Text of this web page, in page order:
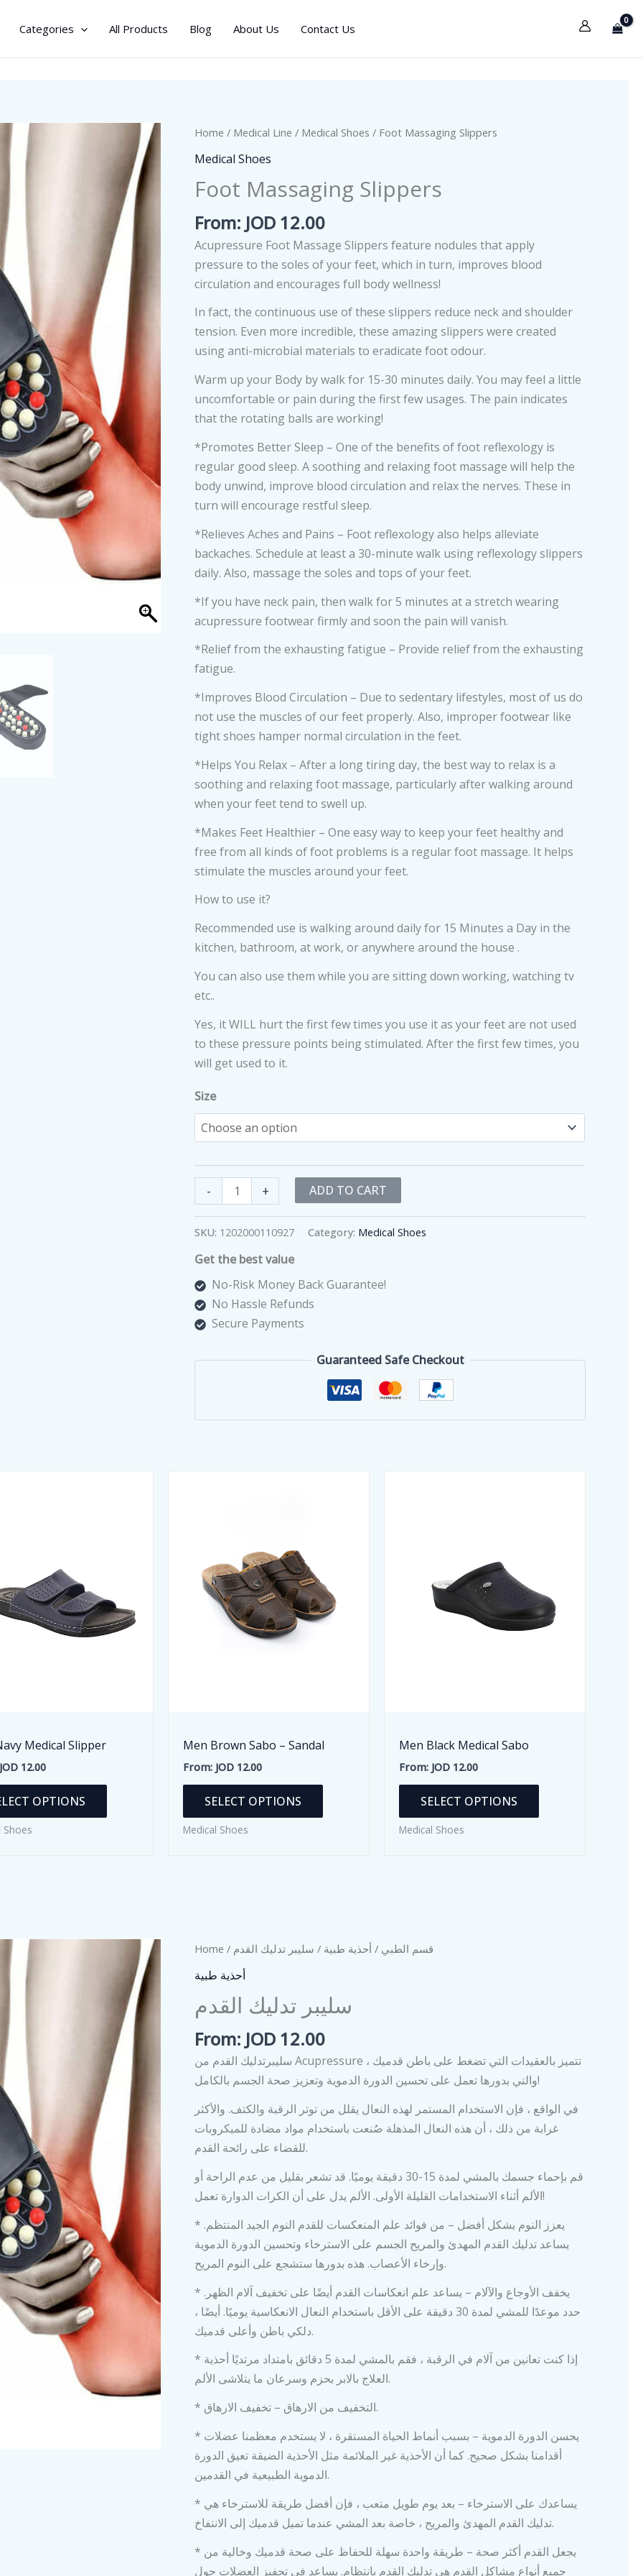
Categories All Products Blog About Us Contact Us
Home / Medical Line / Medical Shoes / Foot Massaging Slippers
Medical Shoes
Foot Massaging Slippers
From: JOD 12.00
Acupressure Foot Massage Slippers feature nodules that apply
pressure to the soles of your feet, which in turn, improves blood
circulation and encourages full body wellness!
In fact, the continuous use of these slippers reduce neck and shoulder
tension. Even more incredible, these amazing slippers were created
using anti-microbial materials to eradicate foot odour.
Warm up your Body by walk for 15-30 minutes daily. You may feel a little
uncomfortable or pain during the first few usages. The pain indicates
that the rotating balls are working!
*Promotes Better Sleep – One of the benefits of foot reflexology is
regular good sleep. A soothing and relaxing foot massage will help the
body unwind, improve blood circulation and relax the nerves. These in
turn will encourage restful sleep.
*Relieves Aches and Pains – Foot reflexology also helps alleviate
backaches. Schedule at least a 30-minute walk using reflexology slippers
daily. Also, massage the soles and tops of your feet.
*If you have neck pain, then walk for 5 minutes at a stretch wearing
acupressure footwear firmly and soon the pain will vanish.
*Relief from the exhausting fatigue – Provide relief from the exhausting
fatigue.
*Improves Blood Circulation – Due to sedentary lifestyles, most of us do
not use the muscles of our feet properly. Also, improper footwear like
tight shoes hamper normal circulation in the feet.
*Helps You Relax – After a long tiring day, the best way to relax is a
soothing and relaxing foot massage, particularly after walking around
when your feet tend to swell up.
*Makes Feet Healthier – One easy way to keep your feet healthy and
free from all kinds of foot problems is a regular foot massage. It helps
stimulate the muscles around your feet.
How to use it?
Recommended use is walking around daily for 15 Minutes a Day in the
kitchen, bathroom, at work, or anywhere around the house .
You can also use them while you are sitting down working, watching tv
etc..
Yes, it WILL hurt the first few times you use it as your feet are not used
to these pressure points being stimulated. After the first few times, you
will get used to it.
Size
-
Massaging
+ ADD TO CART
SKU: 1202000110927 Category: Medical Shoes
Get the best value
No-Risk Money Back Guarantee!
No Hassle Refunds
Secure Payments
Guaranteed Safe Checkout
Medical Slipper
JOD 12.00
OPTIONS
This
be
chosen
product
page
Shoes
Men Brown Sabo – Sandal
From: JOD 12.00
SELECT OPTIONS
This
the
product
page
Medical Shoes
Men Black Medical Sabo
From: JOD 12.00
SELECT OPTIONS
This
Medical Shoes
Home / قسم الطبي / أحذية طبية / سليبر تدليك القدم
أحذية طبية
سليبر تدليك القدم
From: JOD 12.00
سليبرتدليك القدم من Acupressure تتميز بالعقيدات التي تضغط على باطن قدميك ،
والتي بدورها تعمل على تحسين الدورة الدموية وتعزيز صحة الجسم بالكامل!
في الواقع ، فإن الاستخدام المستمر لهذه النعال يقلل من توتر الرقبة والكتف. والأكثر
غرابة من ذلك ، أن هذه النعال المذهلة صُنعت باستخدام مواد مضادة للميكروبات
للقضاء على رائحة القدم.
قم بإحماء جسمك بالمشي لمدة 15-30 دقيقة يوميًا. قد تشعر بقليل من عدم الراحة أو
الألم أثناء الاستخدامات القليلة الأولى. الألم يدل على أن الكرات الدوارة تعمل!
* يعزز النوم بشكل أفضل – من فوائد علم المنعكسات للقدم النوم الجيد المنتظم.
يساعد تدليك القدم المهدئ والمريح الجسم على الاسترخاء وتحسين الدورة الدموية
وإرخاء الأعصاب. هذه بدورها ستشجع على النوم المريح.
* يخفف الأوجاع والآلام – يساعد علم انعكاسات القدم أيضًا على تخفيف آلام الظهر.
حدد موعدًا للمشي لمدة 30 دقيقة على الأقل باستخدام النعال الانعكاسية يوميًا. أيضًا ،
دلكي باطن وأعلى قدميك.
* إذا كنت تعانين من آلام في الرقبة ، فقم بالمشي لمدة 5 دقائق بامتداد مرتديًا أحذية
العلاج بالابر بحزم وسرعان ما يتلاشى الألم.
* التخفيف من الارهاق – تخفيف الارهاق.
* يحسن الدورة الدموية – بسبب أنماط الحياة المستقرة ، لا يستخدم معظمنا عضلات
أقدامنا بشكل صحيح. كما أن الأحذية غير الملائمة مثل الأحذية الضيقة تعيق الدورة
الدموية الطبيعية في القدمين.
* يساعدك على الاسترخاء – بعد يوم طويل متعب ، فإن أفضل طريقة للاسترخاء هي
تدليك القدم المهدئ والمريح ، خاصة بعد المشي عندما تميل قدميك إلى الانتفاخ.
* يجعل القدم أكثر صحة – طريقة واحدة سهلة للحفاظ على صحة قدميك وخالية من
جميع أنواع مشاكل القدم هي تدليك القدم بانتظام. يساعد في تحفيز العضلات حول